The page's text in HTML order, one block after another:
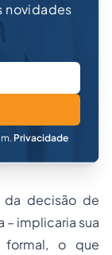
novidades
Privacidade
da decisão de
– implicaria sua
formal, o que